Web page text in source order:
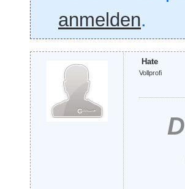
anmelden.
Hate
Vollprofi